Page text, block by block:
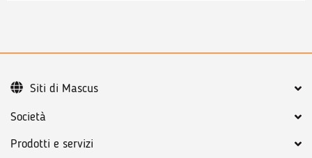
Società
Prodotti e servizi
Siti di Mascus